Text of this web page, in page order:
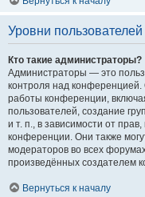
Уровни
Кто такие администраторы?
Администраторы — это
контроля над конференцией.
работы конференции,
пользователей, создание
и т. п., в зависимости от
конференции. Они также
модераторов во всех
произведённых создателем
Вернуться к началу